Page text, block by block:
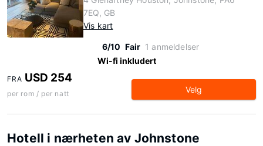
7EQ, GB
Vis kart
6/10 Fair 1 anmeldelser
Wi-fi inkludert
FRA USD 254
per rom / per natt Velg
Hotell i nærheten av Johnstone